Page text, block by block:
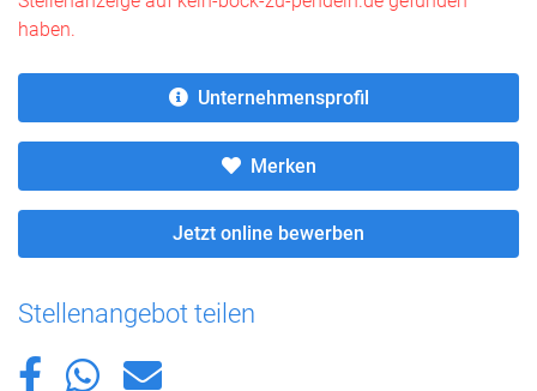
haben.
Unternehmensprofil
Merken
Jetzt online bewerben
Stellenangebot teilen